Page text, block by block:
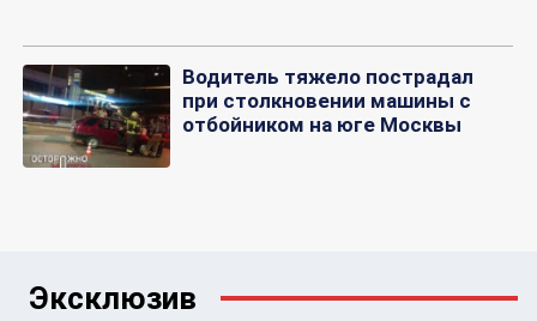
Водитель тяжело пострадал
при столкновении машины с
отбойником на юге Москвы
Эксклюзив